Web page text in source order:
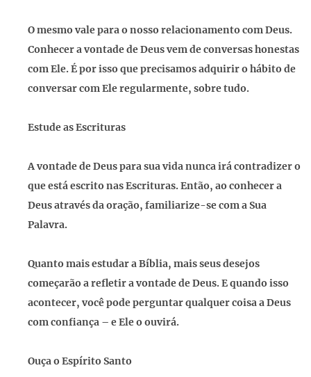
O mesmo vale para o nosso relacionamento com Deus.
Conhecer a vontade de Deus vem de conversas honestas
com Ele. É por isso que precisamos adquirir o hábito de
conversar com Ele regularmente, sobre tudo.
Estude as Escrituras
A vontade de Deus para sua vida nunca irá contradizer o
que está escrito nas Escrituras. Então, ao conhecer a
Deus através da oração, familiarize-se com a Sua
Palavra.
Quanto mais estudar a Bíblia, mais seus desejos
começarão a refletir a vontade de Deus. E quando isso
acontecer, você pode perguntar qualquer coisa a Deus
com confiança – e Ele o ouvirá.
Ouça o Espírito Santo